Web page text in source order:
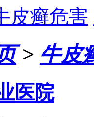
皮癣危害
> 牛皮
医院